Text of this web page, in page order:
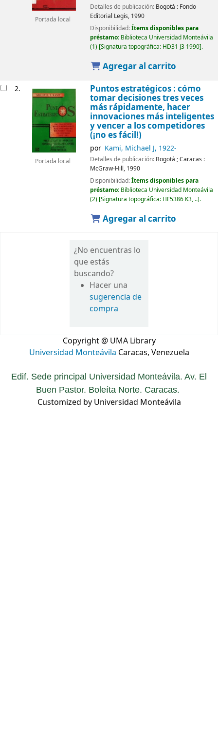
Portada local
Detalles de publicación: Bogotá : Fondo
Editorial Legis, 1990
Disponibilidad:Ítems disponibles para
préstamo: Biblioteca Universidad Monteávila
(1) Signatura topográfica: HD31 J3 1990 .
Agregar al carrito
2.
Portada local
Puntos estratégicos : cómo
tomar decisiones tres veces
más rápidamente, hacer
innovaciones más inteligentes
y vencer a los competidores
(¡no es fácil!)
por Kami, Michael J, 1922-
Detalles de publicación: Bogotá ; Caracas :
McGraw-Hill, 1990
Disponibilidad:Ítems disponibles para
préstamo: Biblioteca Universidad Monteávila
(2) Signatura topográfica: HF5386 K3, .. .
Agregar al carrito
¿No encuentras lo
que estás
buscando?
Hacer una
sugerencia de
compra
Copyright @ UMA Library
Universidad Monteávila Caracas, Venezuela
Edif. Sede principal Universidad Monteávila. Av. El
Buen Pastor. Boleíta Norte. Caracas.
Customized by Universidad Monteávila